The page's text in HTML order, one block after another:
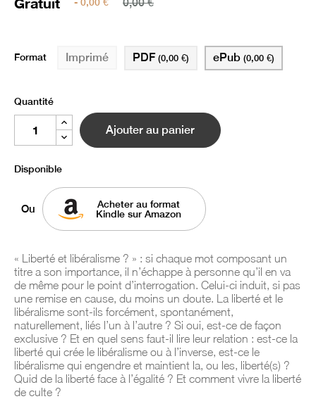
Format Imprimé ePub (0,00 €)
PDF (0,00 €)
Quantité
Ajouter au panier
Disponible
Ou
Acheter au format
Kindle sur Amazon
« Liberté et libéralisme ? » : si chaque mot composant un
titre a son importance, il n’échappe à personne qu’il en va
de même pour le point d’interrogation. Celui-ci induit, si pas
une remise en cause, du moins un doute. La liberté et le
libéralisme sont-ils forcément, spontanément,
naturellement, liés l’un à l’autre ? Si oui, est-ce de façon
exclusive ? Et en quel sens faut-il lire leur relation : est-ce la
liberté qui crée le libéralisme ou à l’inverse, est-ce le
libéralisme qui engendre et maintient la, ou les, liberté(s) ?
Quid de la liberté face à l’égalité ? Et comment vivre la liberté
de culte ?